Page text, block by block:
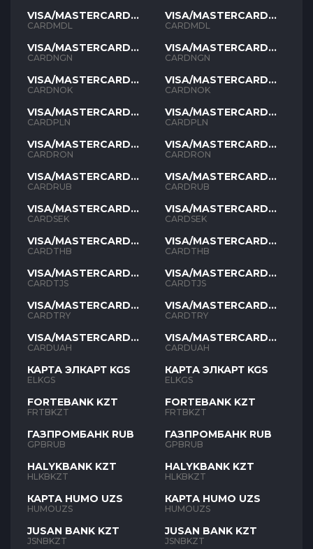
VISA/MASTERCARD
MDL
CARDMDL
VISA/MASTERCARD
NGN
CARDNGN
VISA/MASTERCARD
NOK
CARDNOK
VISA/MASTERCARD
PLN
CARDPLN
VISA/MASTERCARD
RON
CARDRON
VISA/MASTERCARD
RUB
CARDRUB
VISA/MASTERCARD
SEK
CARDSEK
VISA/MASTERCARD
THB
CARDTHB
VISA/MASTERCARD
TJS
CARDTJS
VISA/MASTERCARD
TYR
CARDTRY
VISA/MASTERCARD
UAH
CARDUAH
КАРТА ЭЛКАРТ KGS
ELKGS
FORTEBANK KZT
FRTBKZT
ГАЗПРОМБАНК RUB
GPBRUB
HALYKBANK KZT
HLKBKZT
КАРТА HUMO UZS
HUMOUZS
JUSAN BANK KZT
JSNBKZT
VISA/MASTERCARD
MDL
CARDMDL
VISA/MASTERCARD
NGN
CARDNGN
VISA/MASTERCARD
NOK
CARDNOK
VISA/MASTERCARD
PLN
CARDPLN
VISA/MASTERCARD
RON
CARDRON
VISA/MASTERCARD
RUB
CARDRUB
VISA/MASTERCARD
SEK
CARDSEK
VISA/MASTERCARD
THB
CARDTHB
VISA/MASTERCARD
TJS
CARDTJS
VISA/MASTERCARD
TYR
CARDTRY
VISA/MASTERCARD
UAH
CARDUAH
КАРТА ЭЛКАРТ KGS
ELKGS
FORTEBANK KZT
FRTBKZT
ГАЗПРОМБАНК RUB
GPBRUB
HALYKBANK KZT
HLKBKZT
КАРТА HUMO UZS
HUMOUZS
JUSAN BANK KZT
JSNBKZT